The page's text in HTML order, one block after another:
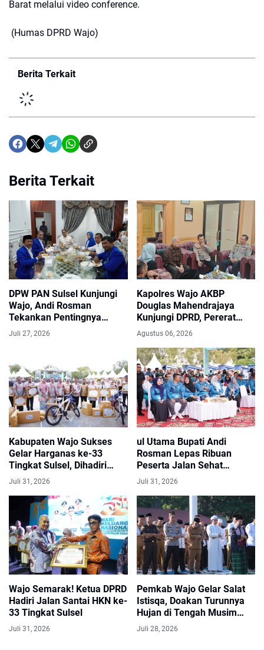
Barat melalui video conference.
(Humas DPRD Wajo)
Berita Terkait
Berita Terkait
DPW PAN Sulsel Kunjungi
Wajo, Andi Rosman
Tekankan Pentingnya
Sinergi Pembangunan
Juli 27, 2026
Kapolres Wajo AKBP
Douglas Mahendrajaya
Kunjungi DPRD, Pererat
Sinergi dan Kolaborasi
Agustus 06, 2026
Kabupaten Wajo Sukses
Gelar Harganas ke-33
Tingkat Sulsel, Dihadiri
Ribuan Peserta
Juli 31, 2026
ul Utama Bupati Andi
Rosman Lepas Ribuan
Peserta Jalan Sehat
HARGANAS ke-33 Tingkat
Sulsel di Wajo
Juli 31, 2026
Wajo Semarak! Ketua DPRD
Hadiri Jalan Santai HKN ke-
33 Tingkat Sulsel
Juli 31, 2026
Pemkab Wajo Gelar Salat
Istisqa, Doakan Turunnya
Hujan di Tengah Musim
Kemarau
Juli 28, 2026